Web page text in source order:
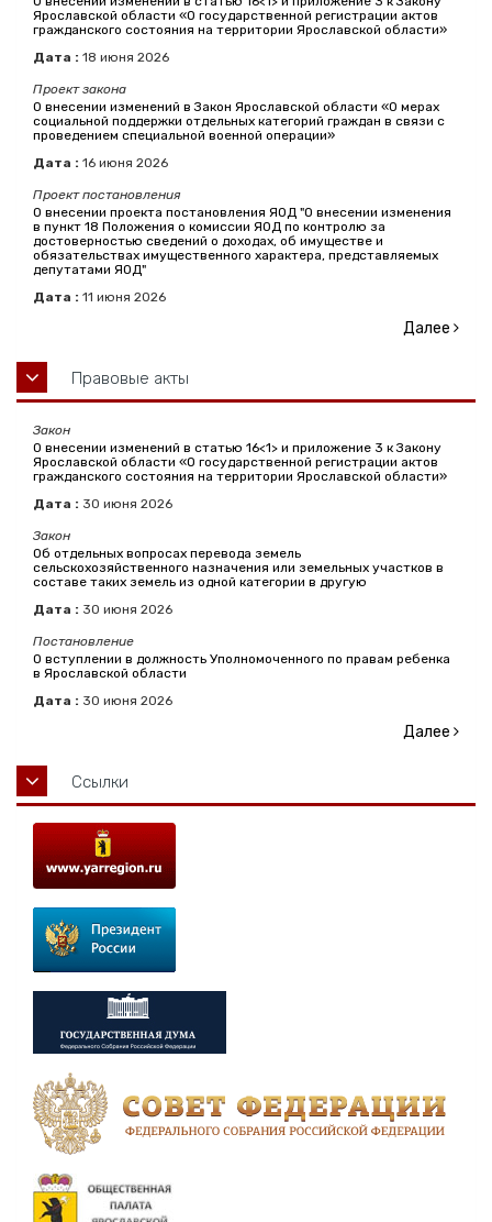
Ярославской области «О государственной регистрации актов
гражданского состояния на территории Ярославской области»
Дата : 18 июня 2026
Проект закона
О внесении изменений в Закон Ярославской области «О мерах
социальной поддержки отдельных категорий граждан в связи с
проведением специальной военной операции»
Дата : 16 июня 2026
Проект постановления
О внесении проекта постановления ЯОД "О внесении изменения
в пункт 18 Положения о комиссии ЯОД по контролю за
достоверностью сведений о доходах, об имуществе и
обязательствах имущественного характера, представляемых
депутатами ЯОД"
Дата : 11 июня 2026
Далее
Правовые акты
Закон
О внесении изменений в статью 16<1> и приложение 3 к Закону
Ярославской области «О государственной регистрации актов
гражданского состояния на территории Ярославской области»
Дата : 30 июня 2026
Закон
Об отдельных вопросах перевода земель
сельскохозяйственного назначения или земельных участков в
составе таких земель из одной категории в другую
Дата : 30 июня 2026
Постановление
О вступлении в должность Уполномоченного по правам ребенка
в Ярославской области
Дата : 30 июня 2026
Далее
Ссылки